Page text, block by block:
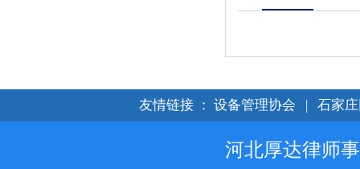
友情链接 ： 设备管理协会 | 石家
河北厚达律师